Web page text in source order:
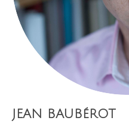
JEAN BAUBéROT